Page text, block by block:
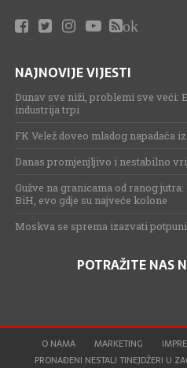
ok
NAJNOVIJE VIJESTI
Dunav sve niži, problemi sve veći:
industrija trpi
FK Velež doveo mladog napadača
Danas promjenjljivo i nestabilno
Gužve na granicama od ranog
BiH, evo gdje su najveće kolone
Moskva se sprema izazvati
POTRAŽITE NAS
O NAMA MARKETING
PRONAĐENI NESTALI TINEJDŽERI U